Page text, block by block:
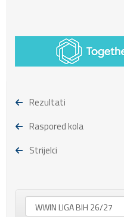
Rezultati
Raspored kola
Strijelci